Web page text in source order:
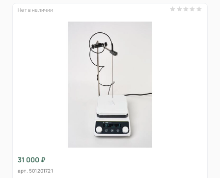
Нет в наличии
31 000 ₽
арт. 501201721